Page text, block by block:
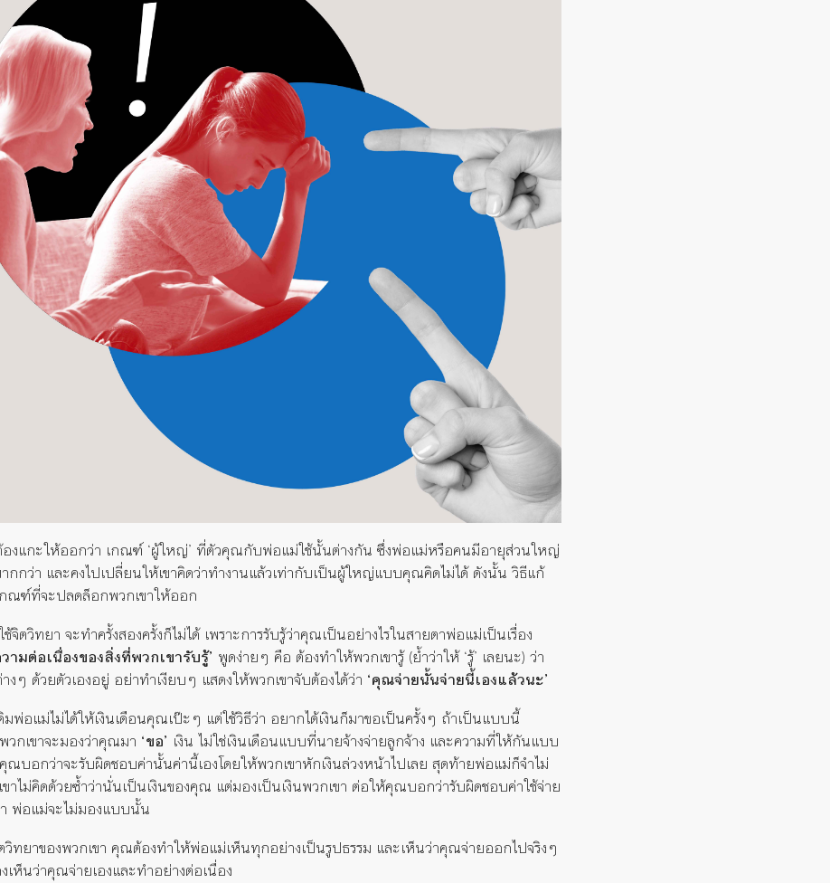
องแกะให้ออกว่า เกณฑ์ ‘ผู้ใหญ่’ ที่ตัวคุณกับพ่อแม่ใช้นั้นต่างกัน ซึ่งพ่อแม่หรือคนมีอายุส่วนใหญ่
กว่า และคงไปเปลี่ยนให้เขาคิดว่าทำงานแล้วเท่ากับเป็นผู้ใหญ่แบบคุณคิดไม่ได้ ดังนั้น วิธีแก้
ณฑ์ที่จะปลดล็อกพวกเขาให้ออก
จิตวิทยา จะทำครั้งสองครั้งก็ไม่ได้ เพราะการรับรู้ว่าคุณเป็นอย่างไรในสายตาพ่อแม่เป็นเรื่อง
วามต่อเนื่องของสิ่งที่พวกเขารับรู้’ พูดง่ายๆ คือ ต้องทำให้พวกเขารู้ (ย้ำว่าให้ ‘รู้’ เลยนะ) ว่า
ๆ ด้วยตัวเองอยู่ อย่าทำเงียบๆ แสดงให้พวกเขาจับต้องได้ว่า ‘คุณจ่ายนั้นจ่ายนี้เองแล้วนะ’
พ่อแม่ไม่ได้ให้เงินเดือนคุณเป๊ะๆ แต่ใช้วิธีว่า อยากได้เงินก็มาขอเป็นครั้งๆ ถ้าเป็นแบบนี้
วกเขาจะมองว่าคุณมา ‘ขอ’ เงิน ไม่ใช่เงินเดือนแบบที่นายจ้างจ่ายลูกจ้าง และความที่ให้กันแบบ
ณบอกว่าจะรับผิดชอบค่านั้นค่านี้เองโดยให้พวกเขาหักเงินล่วงหน้าไปเลย สุดท้ายพ่อแม่ก็จำไม่
ขาไม่คิดด้วยซ้ำว่านั่นเป็นเงินของคุณ แต่มองเป็นเงินพวกเขา ต่อให้คุณบอกว่ารับผิดชอบค่าใช้จ่าย
า พ่อแม่จะไม่มองแบบนั้น
ทยาของพวกเขา คุณต้องทำให้พ่อแม่เห็นทุกอย่างเป็นรูปธรรม และเห็นว่าคุณจ่ายออกไปจริงๆ
เห็นว่าคุณจ่ายเองและทำอย่างต่อเนื่อง